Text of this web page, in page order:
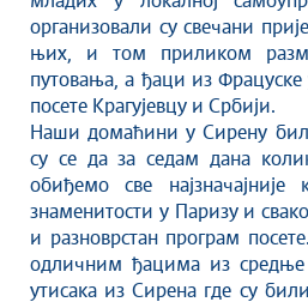
НВО
Међународна сарадња
Позив за медије
Избори
Октобарске свечаности
Образовање
Савет за координацију
саобраћаја
Људска и мањинска права
организовали су свечани
њих, и том приликом
путовања, а ђаци из
посете Крагујевцу и Србији.
Наши домаћини у Сирену
су се да за седам дана
обиђемо све најзначајније
знаменитости у Паризу и
и разноврстан програм
одличним ђацима из
утисака из Сирена где су